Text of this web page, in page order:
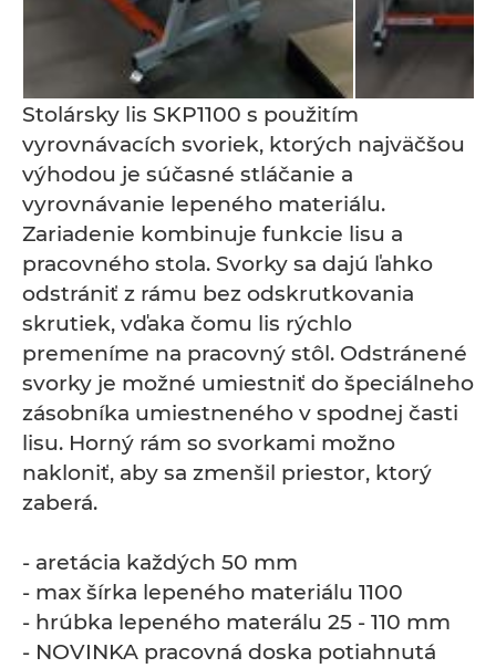
Stolársky lis SKP1100 s použitím
vyrovnávacích svoriek, ktorých najväčšou
výhodou je súčasné stláčanie a
vyrovnávanie lepeného materiálu.
Zariadenie kombinuje funkcie lisu a
pracovného stola. Svorky sa dajú ľahko
odstrániť z rámu bez odskrutkovania
skrutiek, vďaka čomu lis rýchlo
premeníme na pracovný stôl. Odstránené
svorky je možné umiestniť do špeciálneho
zásobníka umiestneného v spodnej časti
lisu. Horný rám so svorkami možno
nakloniť, aby sa zmenšil priestor, ktorý
zaberá.
- aretácia každých 50 mm
- max šírka lepeného materiálu 1100
- hrúbka lepeného materálu 25 - 110 mm
- NOVINKA pracovná doska potiahnutá